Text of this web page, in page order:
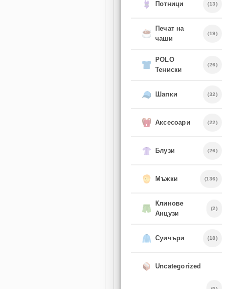
Потници (13)
Печат на
чаши
(19)
POLO
Тениски
(26)
Шапки (32)
Аксесоари (22)
Блузи (26)
Мъжки (136)
Клинове
Анцузи
(2)
Суичъри (18)
Uncategorized